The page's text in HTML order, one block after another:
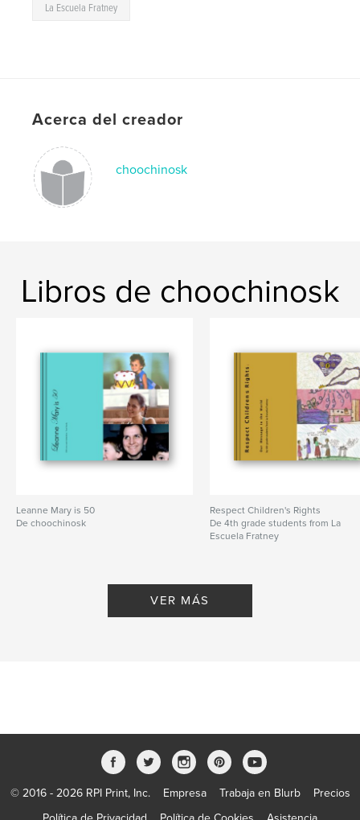
La Escuela Fratney
Acerca del creador
choochinosk
Libros de choochinosk
Leanne Mary is 50
De choochinosk
Respect Children's Rights
De 4th grade students from La
Escuela Fratney
VER MÁS
© 2016 - 2026 RPI Print, Inc. Empresa Trabaja en Blurb
Precios